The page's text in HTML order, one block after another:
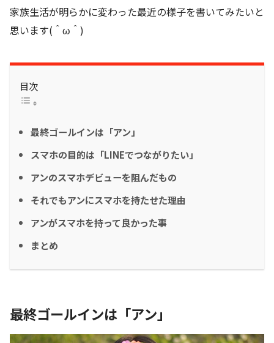
家族生活が明らかに変わった最近の様子を書いてみたいと
思います(＾ω＾)
目次
最終ゴールインは「アン」
スマホの目的は「LINEでつながりたい」
アンのスマホデビューを阻んだもの
それでもアンにスマホを持たせた理由
アンがスマホを持って良かった事
まとめ
最終ゴールインは「アン」